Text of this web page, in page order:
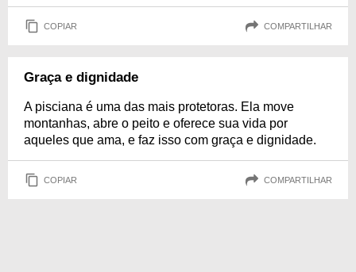
COPIAR COMPARTILHAR
Graça e dignidade
A pisciana é uma das mais protetoras. Ela move
montanhas, abre o peito e oferece sua vida por
aqueles que ama, e faz isso com graça e dignidade.
COPIAR COMPARTILHAR